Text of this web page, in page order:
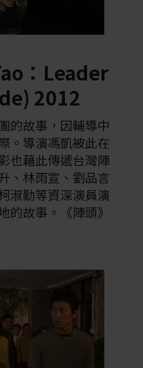
：Leader
2012
的故事，因輔導中
。導演馮凱被此在
也藉此傳遞台灣陣
、林雨宣、劉品言
淑勤等資深演員演
的故事。《陣頭》